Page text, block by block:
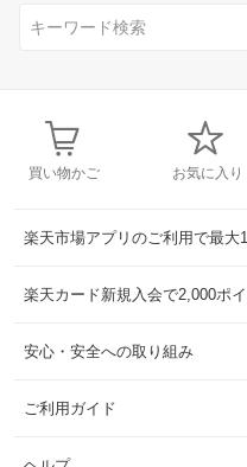
買い物かご お気に入り
楽天市場アプリのご利用で最大
楽天カード新規入会で2,000ポ
安心・安全への取り組み
ご利用ガイド